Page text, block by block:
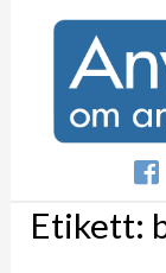

Etikett: